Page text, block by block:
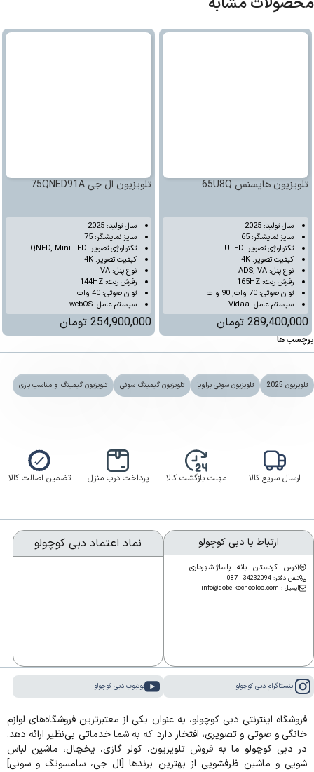
تلویزیون هایسنس 65U8Q
سال تولید: 2025
سایز نمایشگر: 65
تکنولوژی تصویر: ULED
کیفیت تصویر: 4K
نوع پنل: ADS, VA
رفرش ریت: 165HZ
توان صوتی: 70 وات, 90 وات
سیستم عامل: Vidaa
289,400,000 تومان
تلویزیون ال جی 75QNED91A
سال تولید: 2025
سایز نمایشگر: 75
تکنولوژی تصویر: QNED, Mini LED
کیفیت تصویر: 4K
نوع پنل: VA
رفرش ریت: 144HZ
توان صوتی: 40 وات
سیستم عامل: webOS
254,900,000 تومان
برچسب ها
تلویزیون 2025 تلویزیون سونی براویا تلویزیون گیمینگ سونی تلویزیون گیمینگ و مناسب بازی
ارسال سریع کالا مهلت بازگشت کالا پرداخت درب منزل تضمین اصالت کالا
ارتباط با دبی کوچولو
آدرس : کردستان - بانه - پاساژ شهرداری
تلفن دفتر: 34232094 - 087
ایمیل : info@dobeikochooloo.com
نماد اعتماد دبی کوچولو
اینستاگرام دبی کوچولو یوتیوب دبی کوچولو
فروشگاه اینترنتی دبی کوچولو، به عنوان یکی از معتبرترین فروشگاه‌های لوازم
خانگی و صوتی و تصویری، افتخار دارد که به شما خدماتی بی‌نظیر ارائه دهد.
در دبی کوچولو ما به فروش تلویزیون، کولر گازی، یخچال، ماشین لباس
شویی و ماشین ظرفشویی از بهترین برندها [ال جی، سامسونگ و سونی]